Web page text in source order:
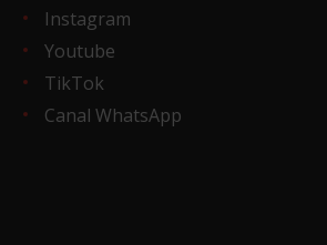
Instagram
Youtube
TikTok
Canal WhatsApp